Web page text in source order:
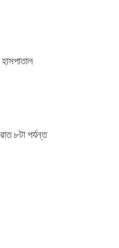
৮টা পর্যন্ত